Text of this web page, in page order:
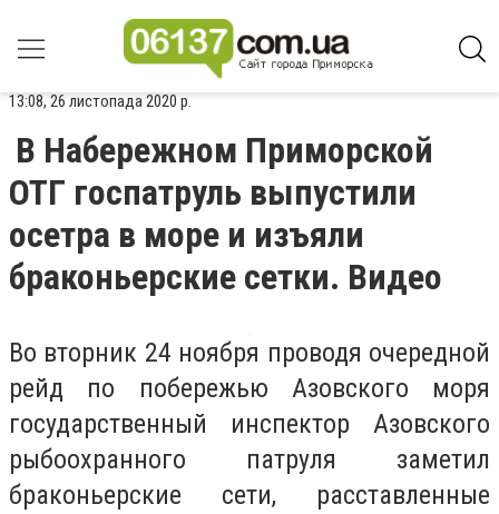
13:08, 26 листопада 2020 р.
В Набережном Приморской
ОТГ госпатруль выпустили
осетра в море и изъяли
браконьерские сетки. Видео
Во вторник 24 ноября проводя очередной
рейд по побережью Азовского моря
государственный инспектор Азовского
рыбоохранного патруля заметил
браконьерские сети, расставленные